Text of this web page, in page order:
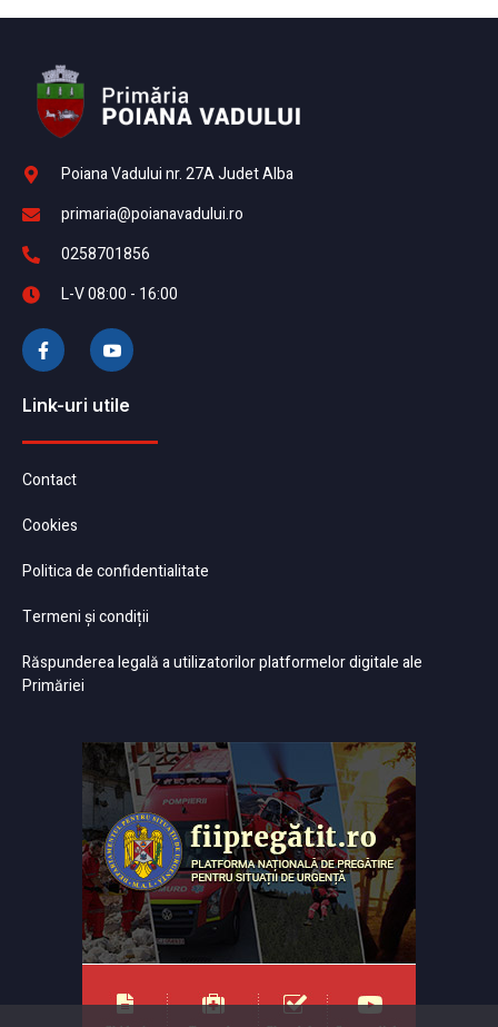
Poiana Vadului nr. 27A Judet Alba
primaria@poianavadului.ro
0258701856
L-V 08:00 - 16:00
Link-uri utile
Contact
Cookies
Politica de confidentialitate
Termeni și condiții
Răspunderea legală a utilizatorilor platformelor digitale ale
Primăriei